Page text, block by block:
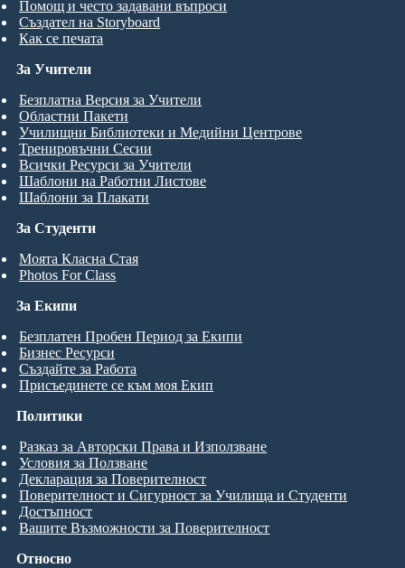
Помощ и често задавани въпроси
Създател на Storyboard
Как се печата
За Студенти
Моята Класна Стая
Photos For Class
За Учители
Безплатна Версия за Учители
Областни Пакети
Училищни Библиотеки и Медийни Центрове
Тренировъчни Сесии
Всички Ресурси за Учители
Шаблони на Работни Листове
Шаблони за Плакати
За Екипи
Безплатен Пробен Период за Екипи
Бизнес Ресурси
Създайте за Работа
Присъединете се към моя Екип
Относно
Политики
Разказ за Авторски Права и Използване
Условия за Ползване
Декларация за Поверителност
Поверителност и Сигурност за Училища и Студенти
Достъпност
Вашите Възможности за Поверителност